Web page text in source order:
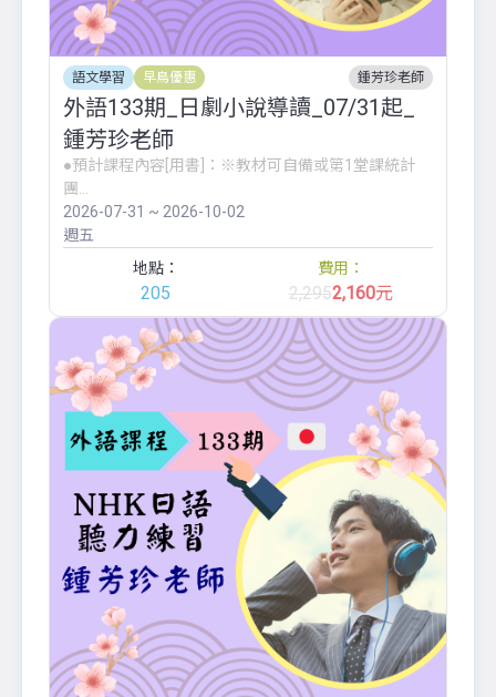
語文學習 早鳥優惠 鍾芳珍老師
外語133期_日劇小說導讀_07/31起_
鍾芳珍老師
●預計課程內容[用書]：※教材可自備或第1堂課統計
團...
2026-07-31 ~ 2026-10-02
週五
地點：
205
費用：
2,2952,160元